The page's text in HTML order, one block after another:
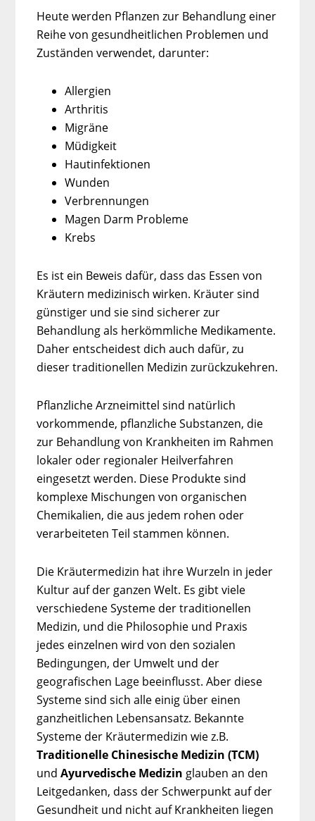
Heute werden Pflanzen zur Behandlung einer
Reihe von gesundheitlichen Problemen und
Zuständen verwendet, darunter:
Allergien
Arthritis
Migräne
Müdigkeit
Hautinfektionen
Wunden
Verbrennungen
Magen Darm Probleme
Krebs
Es ist ein Beweis dafür, dass das Essen von
Kräutern medizinisch wirken. Kräuter sind
günstiger und sie sind sicherer zur
Behandlung als herkömmliche Medikamente.
Daher entscheidest dich auch dafür, zu
dieser traditionellen Medizin zurückzukehren.
Pflanzliche Arzneimittel sind natürlich
vorkommende, pflanzliche Substanzen, die
zur Behandlung von Krankheiten im Rahmen
lokaler oder regionaler Heilverfahren
eingesetzt werden. Diese Produkte sind
komplexe Mischungen von organischen
Chemikalien, die aus jedem rohen oder
verarbeiteten Teil stammen können.
Die Kräutermedizin hat ihre Wurzeln in jeder
Kultur auf der ganzen Welt. Es gibt viele
verschiedene Systeme der traditionellen
Medizin, und die Philosophie und Praxis
jedes einzelnen wird von den sozialen
Bedingungen, der Umwelt und der
geografischen Lage beeinflusst. Aber diese
Systeme sind sich alle einig über einen
ganzheitlichen Lebensansatz. Bekannte
Systeme der Kräutermedizin wie z.B.
Traditionelle Chinesische Medizin (TCM)
undAyurvedische Medizin glauben an den
Leitgedanken, dass der Schwerpunkt auf der
Gesundheit und nicht auf Krankheiten liegen